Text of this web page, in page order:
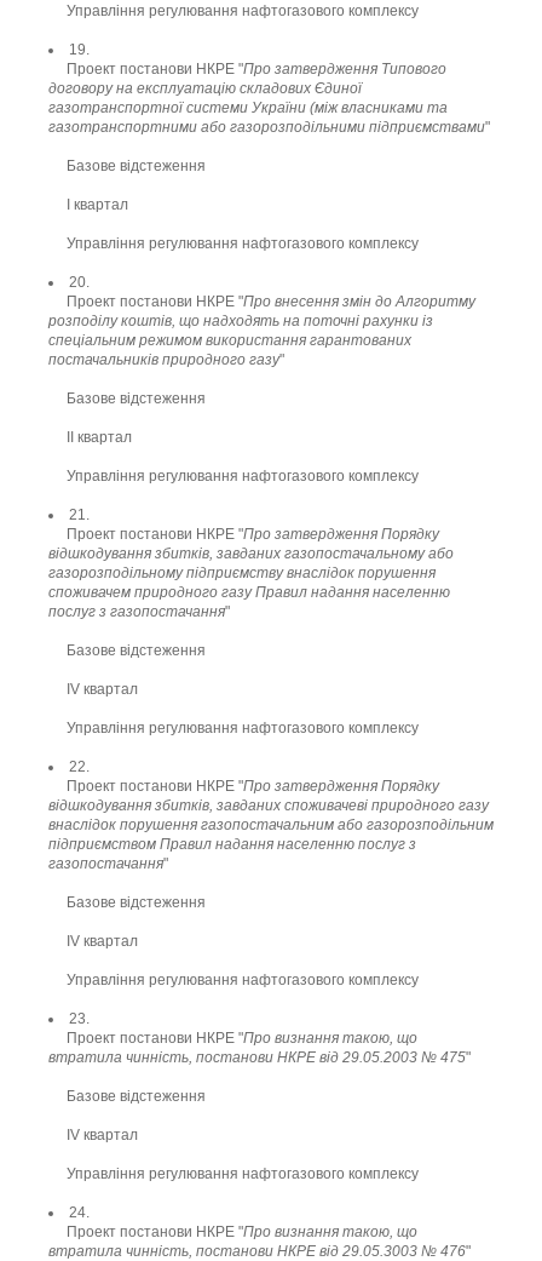
Управління регулювання нафтогазового комплексу
19.
Проект постанови НКРЕ "Про затвердження Типового
договору на експлуатацію складових Єдиної
газотранспортної системи України (між власниками та
газотранспортними або газорозподільними підприємствами"
Базове відстеження
І квартал
Управління регулювання нафтогазового комплексу
20.
Проект постанови НКРЕ "Про внесення змін до Алгоритму
розподілу коштів, що надходять на поточні рахунки із
спеціальним режимом використання гарантованих
постачальників природного газу"
Базове відстеження
ІІ квартал
Управління регулювання нафтогазового комплексу
21.
Проект постанови НКРЕ "Про затвердження Порядку
відшкодування збитків, завданих газопостачальному або
газорозподільному підприємству внаслідок порушення
споживачем природного газу Правил надання населенню
послуг з газопостачання"
Базове відстеження
ІV квартал
Управління регулювання нафтогазового комплексу
22.
Проект постанови НКРЕ "Про затвердження Порядку
відшкодування збитків, завданих споживачеві природного газу
внаслідок порушення газопостачальним або газорозподільним
підприємством Правил надання населенню послуг з
газопостачання"
Базове відстеження
ІV квартал
Управління регулювання нафтогазового комплексу
23.
Проект постанови НКРЕ "Про визнання такою, що
втратила чинність, постанови НКРЕ від 29.05.2003 № 475"
Базове відстеження
ІV квартал
Управління регулювання нафтогазового комплексу
24.
Проект постанови НКРЕ "Про визнання такою, що
втратила чинність, постанови НКРЕ від 29.05.3003 № 476"